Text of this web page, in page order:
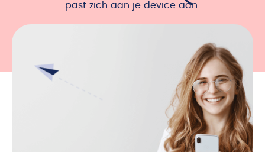
past zich aan je device aan.